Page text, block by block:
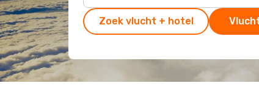
Zoek vlucht + hotel